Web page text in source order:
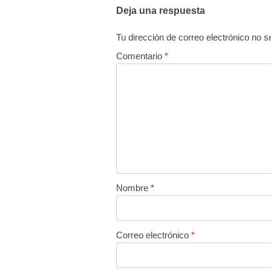
Deja una respuesta
Tu dirección de correo electrónico no
Comentario *
Nombre *
Correo electrónico *